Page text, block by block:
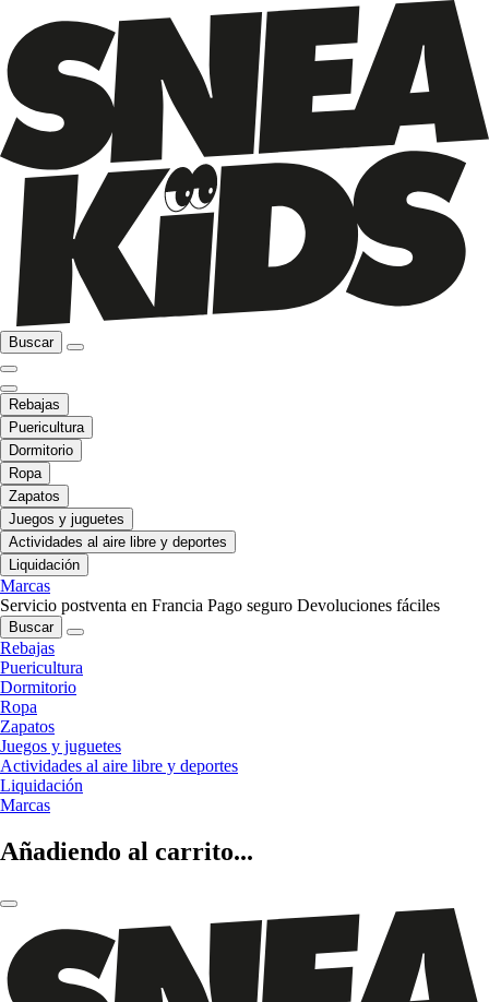
Buscar
Rebajas
Puericultura
Dormitorio
Ropa
Zapatos
Juegos y juguetes
Actividades al aire libre y deportes
Liquidación
Marcas
Servicio postventa en Francia Pago seguro Devoluciones fáciles
Buscar
Rebajas
Puericultura
Dormitorio
Ropa
Zapatos
Juegos y juguetes
Actividades al aire libre y deportes
Liquidación
Marcas
Añadiendo al carrito...